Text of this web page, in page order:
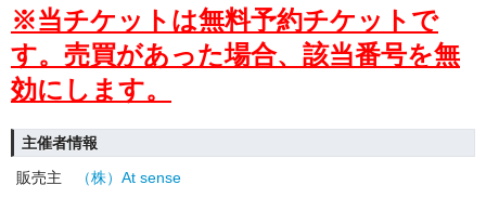
※当チケットは無料予約チケットで
す。 売買があった場合、該当番号を無
効にします。
主催者情報
販売主
（株）At sense